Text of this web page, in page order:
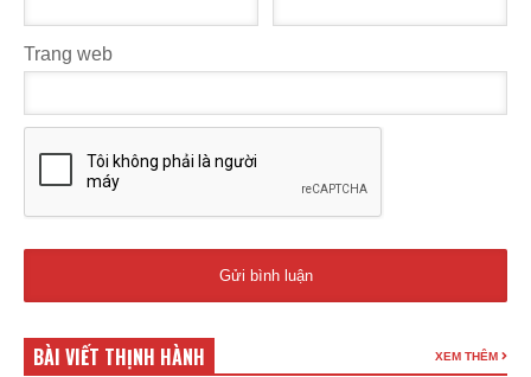
Trang web
BÀI VIẾT THỊNH HÀNH XEM THÊM